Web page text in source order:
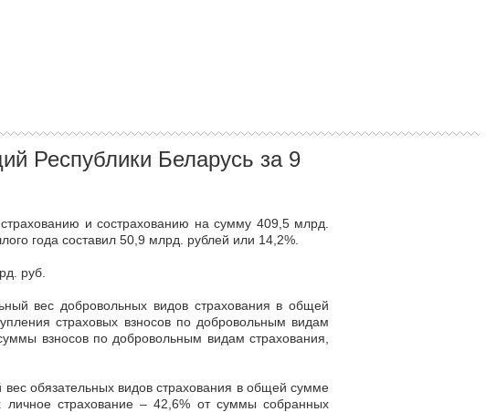
Республики Беларусь за 9
и сострахованию на сумму 409,5 млрд.
года составил 50,9 млрд. рублей или 14,2%.
руб.
вес добровольных видов страхования в общей
страховых взносов по добровольным видам
взносов по добровольным видам страхования,
обязательных видов страхования в общей сумме
страхование – 42,6% от суммы собранных